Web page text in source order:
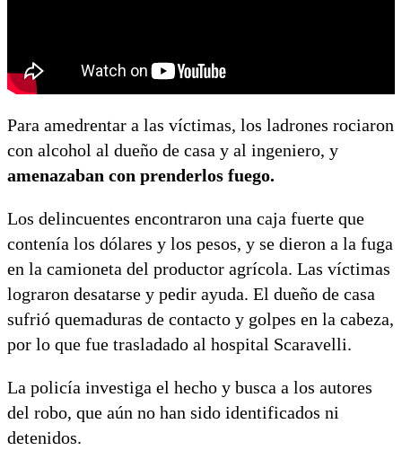
Para amedrentar a las víctimas, los ladrones rociaron
con alcohol al dueño de casa y al ingeniero, y
amenazaban con prenderlos fuego.
Los delincuentes encontraron una caja fuerte que
contenía los dólares y los pesos, y se dieron a la fuga
en la camioneta del productor agrícola. Las víctimas
lograron desatarse y pedir ayuda. El dueño de casa
sufrió quemaduras de contacto y golpes en la cabeza,
por lo que fue trasladado al hospital Scaravelli.
La policía investiga el hecho y busca a los autores
del robo, que aún no han sido identificados ni
detenidos.